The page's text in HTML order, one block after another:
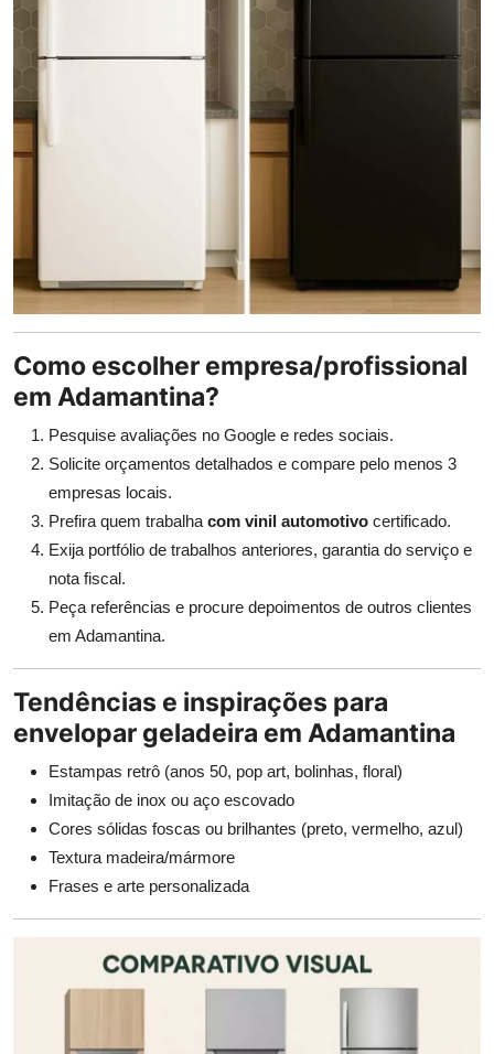
Como escolher empresa/profissional
em Adamantina?
Pesquise avaliações no Google e redes sociais.
Solicite orçamentos detalhados e compare pelo menos 3
empresas locais.
Prefira quem trabalha com vinil automotivo certificado.
Exija portfólio de trabalhos anteriores, garantia do serviço e
nota fiscal.
Peça referências e procure depoimentos de outros clientes
em Adamantina.
Tendências e inspirações para
envelopar geladeira em Adamantina
Estampas retrô (anos 50, pop art, bolinhas, floral)
Imitação de inox ou aço escovado
Cores sólidas foscas ou brilhantes (preto, vermelho, azul)
Textura madeira/mármore
Frases e arte personalizada